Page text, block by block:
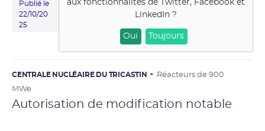
Publié le
22/10/20
25
aux fonctionnalités de Twitter, Facebook et
LinkedIn?
Oui Toujours
CENTRALE NUCLÉAIRE DU TRICASTIN
Réacteurs de 900
MWe
Autorisation de modification notable